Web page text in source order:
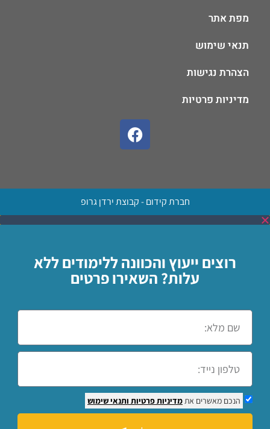
מפת אתר
תנאי שימוש
הצהרת נגישות
מדיניות פרטיות
חברת קידום - קבוצת ירדן גרופ
רוצים ייעוץ והכוונה ללימודים ללא
עלות? השאירו פרטים
הנכם מאשרים אתמדיניות פרטיות ותנאי שימוש